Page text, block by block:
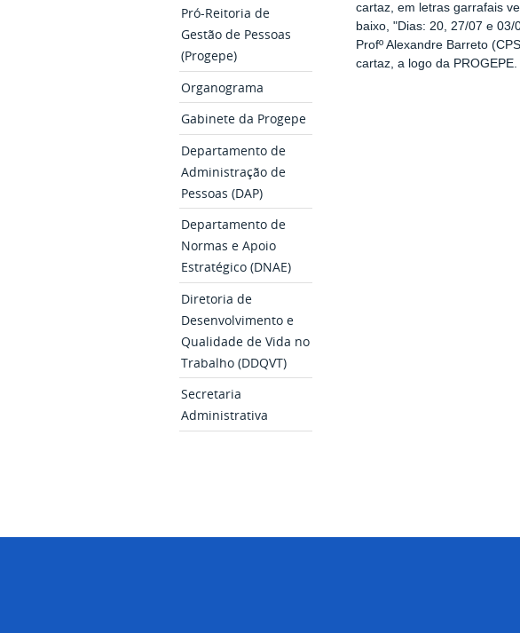
Pró-Reitoria de
Gestão de Pessoas
(Progepe)
Organograma
Gabinete da Progepe
Departamento de
Administração de
Pessoas (DAP)
Departamento de
Normas e Apoio
Estratégico (DNAE)
Diretoria de
Desenvolvimento e
Qualidade de Vida no
Trabalho (DDQVT)
Secretaria
Administrativa
cartaz, em letras garrafais
baixo, "Dias: 20, 27/07 e
Profº Alexandre Barreto
cartaz, a logo da PROGEPE.